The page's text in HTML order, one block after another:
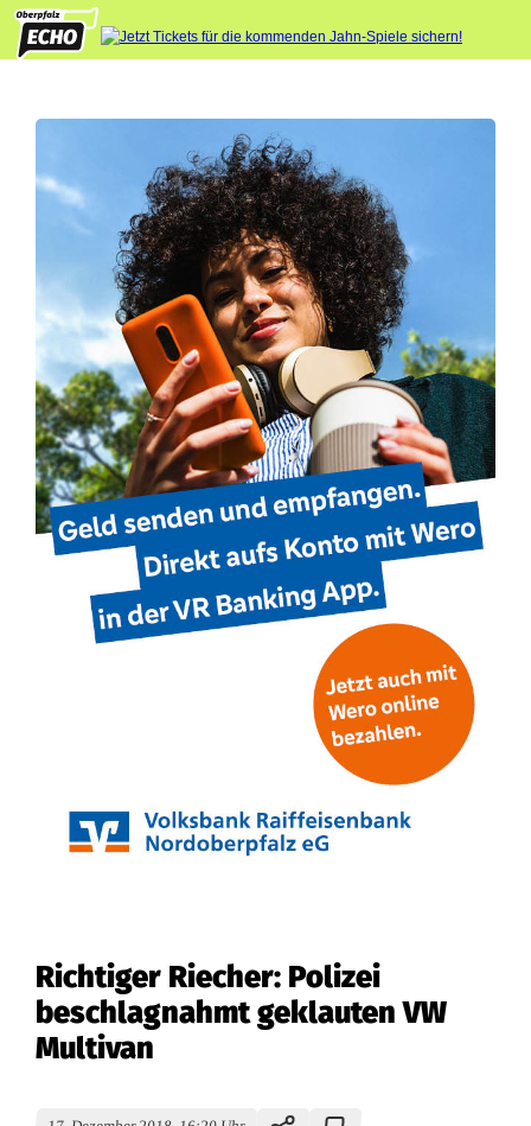
Richtiger Riecher: Polizei
beschlagnahmt geklauten VW
Multivan